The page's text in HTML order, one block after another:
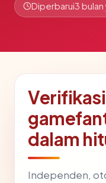
Diperbarui3 bulan
Verifikasi
dalam
Independen,